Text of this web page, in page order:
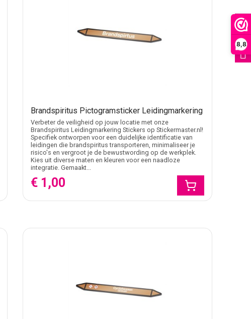
8,8
Brandspiritus Pictogramsticker Leidingmarkering
Verbeter de veiligheid op jouw locatie met onze
Brandspiritus Leidingmarkering Stickers op Stickermaster.nl!
Specifiek ontworpen voor een duidelijke identificatie van
leidingen die brandspiritus transporteren, minimaliseer je
risico's en vergroot je de bewustwording op de werkplek.
Kies uit diverse maten en kleuren voor een naadloze
integratie. Gemaakt...
€ 1,00
FILTER